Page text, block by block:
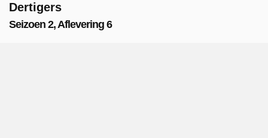
Dertigers
Seizoen 2, Aflevering 6